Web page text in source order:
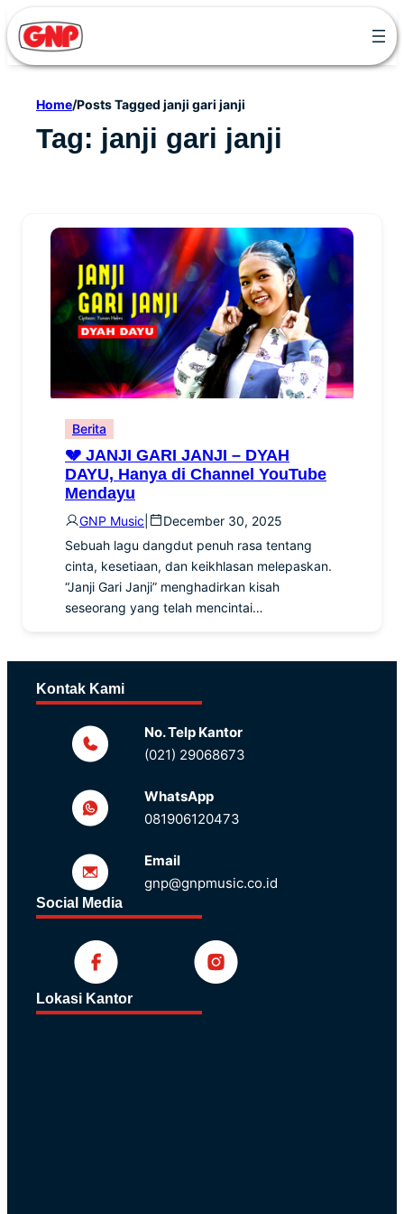
to
content
Home/Posts Tagged janji gari janji
Tag: janji gari janji
Berita
💔 JANJI GARI JANJI – DYAH
DAYU, Hanya di Channel YouTube
Mendayu
GNP Music
December 30, 2025
Sebuah lagu dangdut penuh rasa tentang
cinta, kesetiaan, dan keikhlasan melepaskan.
“Janji Gari Janji” menghadirkan kisah
seseorang yang telah mencintai…
Kontak Kami
No. Telp Kantor
(021) 29068673
WhatsApp
081906120473
Email
gnp@gnpmusic.co.id
Social Media
Lokasi Kantor